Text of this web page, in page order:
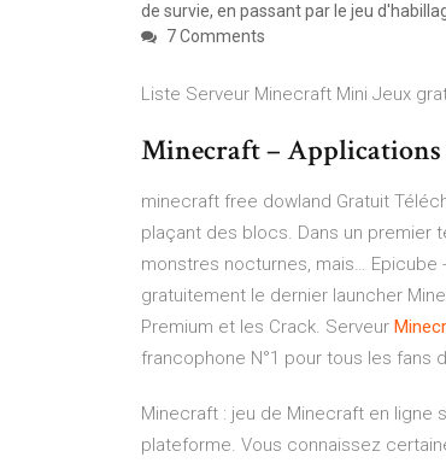
de survie, en passant par le jeu
7 Comments
Liste Serveur Minecraft Mini Jeux
Minecraft – Applications
minecraft free dowland Gratuit
plaçant des blocs. Dans un
monstres nocturnes, mais… Epicube
gratuitement le dernier launcher
Premium et les Crack. Serveur
francophone N°1 pour tous les fans
Minecraft : jeu de Minecraft en ligne
plateforme. Vous connaissez